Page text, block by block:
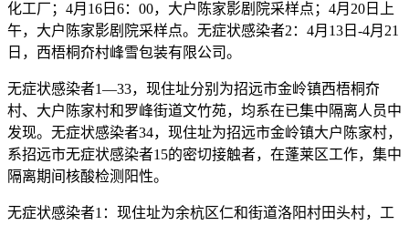
化工厂；4月16日6：00，大户陈家影剧院采样点；4月20日上
午，大户陈家影剧院采样点。无症状感染者2：4月13日-4月21
日，西梧桐夼村峰雪包装有限公司。
无症状感染者1—33，现住址分别为招远市金岭镇西梧桐夼
村、大户陈家村和罗峰街道文竹苑，均系在已集中隔离人员中
发现。无症状感染者34，现住址为招远市金岭镇大户陈家村，
系招远市无症状感染者15的密切接触者，在蓬莱区工作，集中
隔离期间核酸检测阳性。
无症状感染者1：现住址为余杭区仁和街道洛阳村田头村，工